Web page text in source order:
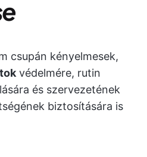
csupán kényelmesek,
védelmére, rutin
és szervezetének
biztosítására is